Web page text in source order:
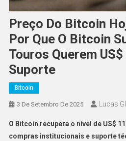
Preço Do Bitcoin
Por Que O Bitcoin
Touros Querem
Suporte
Bitcoin
3 De Setembro De 2025 Lucas
O Bitcoin recupera o nível de US$
compras institucionais e suporte